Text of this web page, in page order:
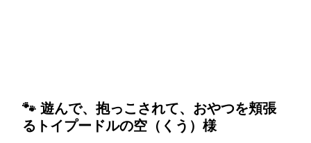
🐾 遊んで、抱っこされて、おやつを頬張
るトイプードルの空（くう）様